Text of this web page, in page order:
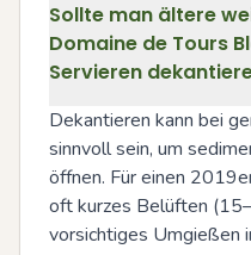
Sollte man ältere
Domaine de Tours
Servieren
Dekantieren kann bei
sinnvoll sein, um
öffnen. Für einen
oft kurzes Belüften
vorsichtiges Umgießen